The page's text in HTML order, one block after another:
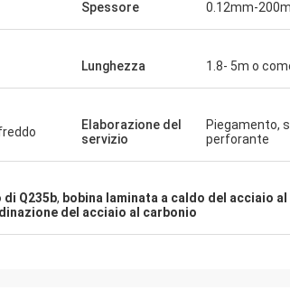
Spessore 0.12mm-
Lunghezza 1.8- 5m o
Elaborazione del
servizio
Piegamento,
perforante
Q235b, bobina laminata a caldo del acciaio
del acciaio al carbonio